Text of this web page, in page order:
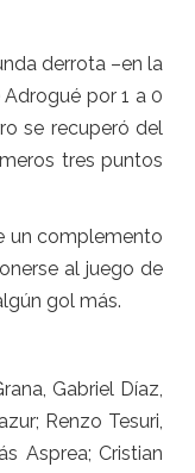
derrota –en la
por 1 a 0
se recuperó del
tres puntos
un complemento
al juego de
gol más.
Gabriel Díaz,
Renzo Tesuri,
Asprea; Cristian